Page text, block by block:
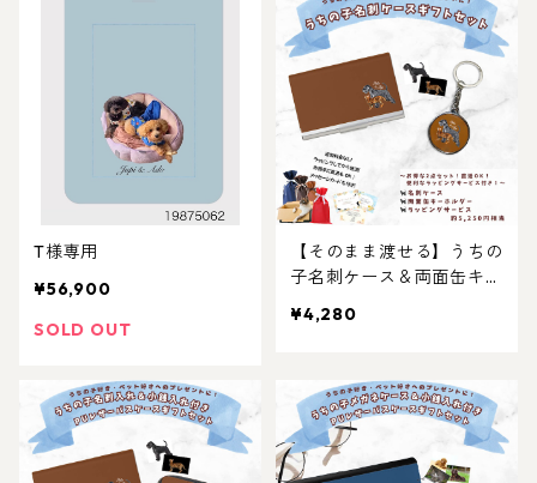
T様専用
¥56,900
SOLD OUT
【そのまま渡せる】うちの
子名刺ケース＆両面缶キー
好き・犬好き・ペット好き
に！父の日・母の日・お誕
生日やお祝いに！
¥4,280